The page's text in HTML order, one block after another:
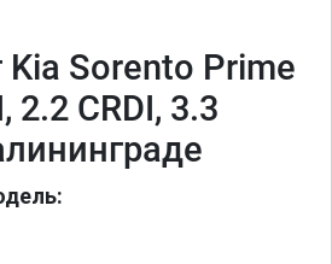
Sorento Prime
2.2 CRDI, 3.3